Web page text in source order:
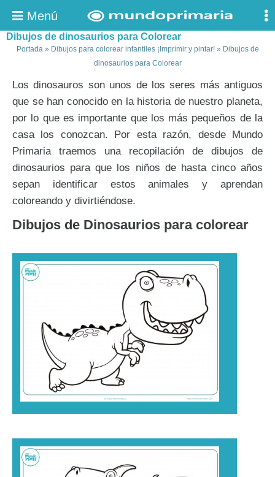
Menú
Dibujos de dinosaurios para Colorear
Portada» Dibujos para colorear infantiles ¡Imprimir y pintar!» Dibujos de
dinosaurios para Colorear
Los dinosauros son unos de los seres más antiguos
que se han conocido en la historia de nuestro planeta,
por lo que es importante que los más pequeños de la
casa los conozcan. Por esta razón, desde Mundo
Primaria traemos una recopilación de dibujos de
dinosaurios para que los niños de hasta cinco años
sepan identificar estos animales y aprendan
coloreando y divirtiéndose.
Dibujos de Dinosaurios para colorear